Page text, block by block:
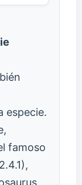
especie.
famoso